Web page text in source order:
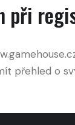
při
přehled o